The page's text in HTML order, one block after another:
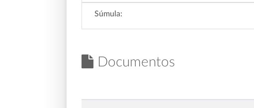
Súmula:
Documentos